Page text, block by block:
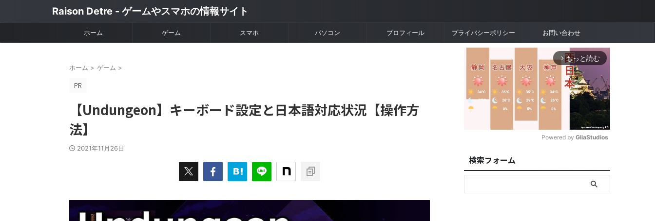
Raison Detre - ゲームやスマホの情報サイト
ホーム ゲーム スマホ パソコン プロフィール プライバシーポリシー お問い合わせ
ホーム > ゲーム >
【Undungeon】キーボード設定と日本語対応状況【操作方
法】
2021年11月26日
arrow_forward_ios もっと読む
u
t
Powered by GliaStudios
検索フォーム